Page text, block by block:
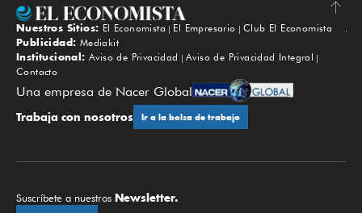
Subir
Nuestros Sitios: El Economista El Empresario
Club El Economista
Publicidad: Mediakit
Institucional: Aviso de Privacidad
Aviso de Privacidad Integral
Contacto
Una empresa de Nacer Global
Trabaja con nosotros Ir a la bolsa de trabajo
Suscríbete a nuestros Newsletter.